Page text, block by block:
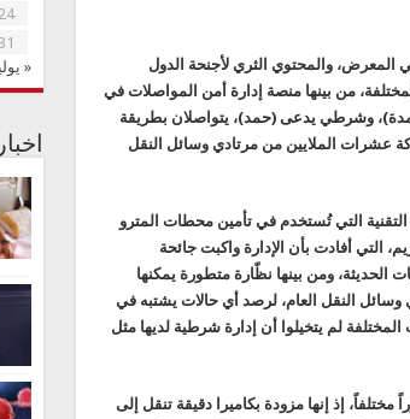
بالتنظيم الاستثنائي في المعرض، والمحتوي الثري لأجنحة الدول
من بينها منصة إدارة أمن المواصلات في
وشرطي يدعى (حمد)، يتواصلان بطريقة
عشرات الملايين من مرتادي وسائل النقل
التي تُستخدم في تأمين محطات المترو
التي أفادت بأن الإدارة واكبت جائحة
الحديثة، ومن بينها نظّارة متطورة يمكنها
وسائل النقل العام، لرصد أي حالات يشتبه في
لم يتخيلوا أن إدارة شرطية لديها مثل
إذ إنها مزودة بكاميرا دقيقة تنقل إلى
24
«